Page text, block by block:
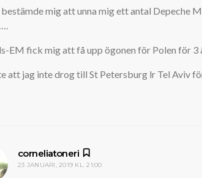
mig att unna mig ett antal Depeche
EM fick mig att få upp ögonen för Polen för 3
att jag inte drog till St Petersburg lr Tel Aviv
corneliatoneri
23 JANUARI, 2019 KL. 21:00